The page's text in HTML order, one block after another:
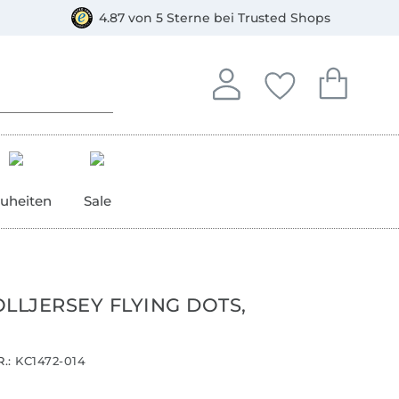
4.87 von 5 Sterne bei Trusted Shops
Anmelden
In deinem Konto
Deine
Du hast keine
Dein
Du hast
Sale
FLYING DOTS,
KC1472-014